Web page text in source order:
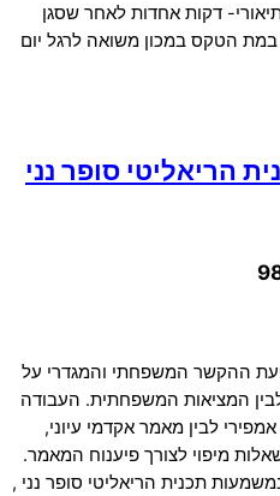
דקות אחדות לאחר שסגן
הטקס במכון משואה לרגל יום
הריאליטי סופר נני
ההקשר המשפחתי והמגדרי על
המציאות המשפחתית. העבודה
לבין מאמר אקדמי עיוני,
מיפוי לצורך פיענוח המאמר.
תכנית הריאליטי סופר נני ,